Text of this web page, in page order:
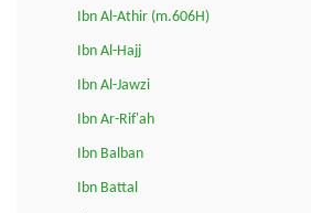
Ibn Al-Athir (m.606H)
Ibn Al-Hajj
Ibn Al-Jawzi
Ibn Ar-Rif'ah
Ibn Balban
Ibn Battal